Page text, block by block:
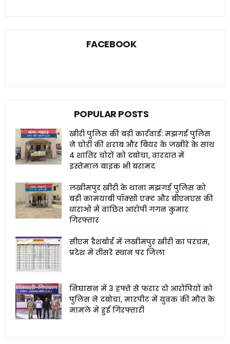
FACEBOOK
POPULAR POSTS
खीरी पुलिस की बड़ी कार्रवाई: मझगई पुलिस
ने चोरी की शराब और बियर के जखीरे के साथ
4 शातिर चोरों को दबोचा, वारदात में
इस्तेमाल बाइक भी बरामद
लखीमपुर खीरी के थाना मझगई पुलिस को
बड़ी कामयाबी पॉक्सो एक्ट और बीएनएस की
धाराओं में वांछित आरोपी गगन कुमार
गिरफ्तार
सीएम डैशबोर्ड में लखीमपुर खीरी का परचम,
प्रदेश में तीसरे स्थान पर जिला
निघासन में 3 हफ्ते से फरार दो आरोपियों को
पुलिस ने दबोचा, मारपीट में युवक की मौत के
मामले में हुई गिरफ्तारी